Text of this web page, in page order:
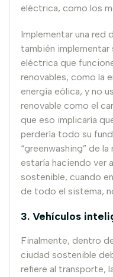
eléctrica, como los
Implementar una red
también
eléctrica que
renovables, como la
energía eólica, y no
renovable como el
que eso implicaría
perdería todo su
“greenwashing” de
estaría haciendo ver
sostenible, cuando
de todo el sistema,
3. Vehículos
Finalmente, dentro
ciudad sostenible
refiere al transporte,